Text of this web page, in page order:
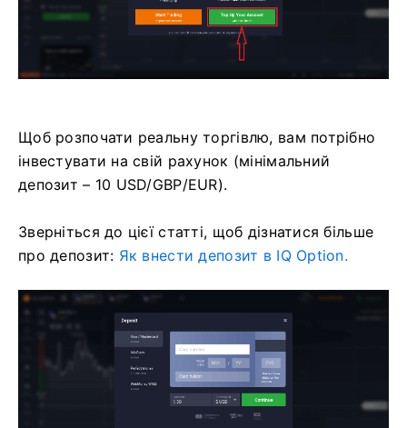
Щоб розпочати реальну торгівлю, вам потрібно
інвестувати на свій рахунок (мінімальний
депозит – 10 USD/GBP/EUR).
Зверніться до цієї статті, щоб дізнатися більше
про депозит: Як внести депозит в IQ Option.